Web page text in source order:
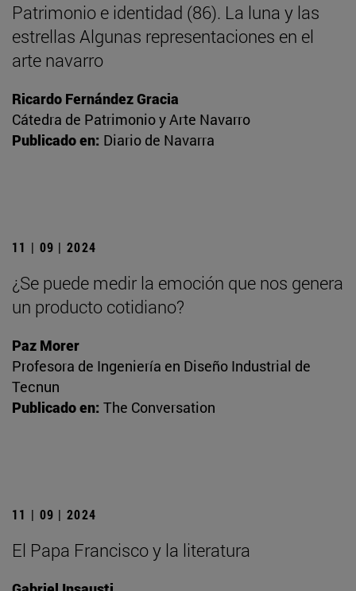
Patrimonio e identidad (86). La luna y las
estrellas Algunas representaciones en el
arte navarro
Ricardo Fernández Gracia
Cátedra de Patrimonio y Arte Navarro
Publicado en: Diario de Navarra
11 | 09 | 2024
¿Se puede medir la emoción que nos genera
un producto cotidiano?
Paz Morer
Profesora de Ingeniería en Diseño Industrial de
Tecnun
Publicado en: The Conversation
11 | 09 | 2024
El Papa Francisco y la literatura